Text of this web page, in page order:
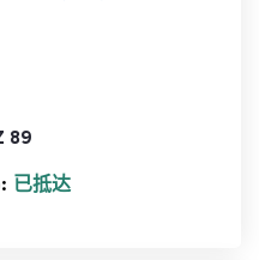
89
已抵达